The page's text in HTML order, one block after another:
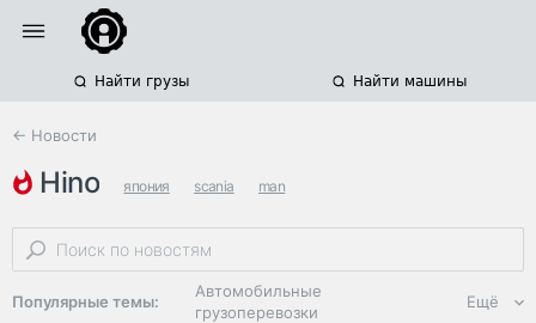
Найти грузы Найти машины
← Новости
hino япония scania man
Популярные темы:
Автомобильные
грузоперевозки
Ещё